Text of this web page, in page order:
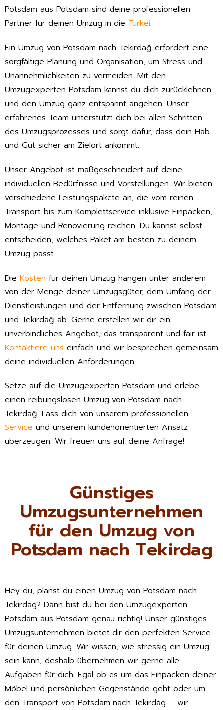
Potsdam aus Potsdam sind deine professionellen
Partner für deinen Umzug in die Türkei.
Ein Umzug von Potsdam nach Tekirdağ erfordert eine
sorgfältige Planung und Organisation, um Stress und
Unannehmlichkeiten zu vermeiden. Mit den
Umzugexperten Potsdam kannst du dich zurücklehnen
und den Umzug ganz entspannt angehen. Unser
erfahrenes Team unterstützt dich bei allen Schritten
des Umzugsprozesses und sorgt dafür, dass dein Hab
und Gut sicher am Zielort ankommt.
Unser Angebot ist maßgeschneidert auf deine
individuellen Bedürfnisse und Vorstellungen. Wir bieten
verschiedene Leistungspakete an, die vom reinen
Transport bis zum Komplettservice inklusive Einpacken,
Montage und Renovierung reichen. Du kannst selbst
entscheiden, welches Paket am besten zu deinem
Umzug passt.
Die Kosten für deinen Umzug hängen unter anderem
von der Menge deiner Umzugsgüter, dem Umfang der
Dienstleistungen und der Entfernung zwischen Potsdam
und Tekirdağ ab. Gerne erstellen wir dir ein
unverbindliches Angebot, das transparent und fair ist.
Kontaktiere uns einfach und wir besprechen gemeinsam
deine individuellen Anforderungen.
Setze auf die Umzugexperten Potsdam und erlebe
einen reibungslosen Umzug von Potsdam nach
Tekirdağ. Lass dich von unserem professionellen
Service und unserem kundenorientierten Ansatz
überzeugen. Wir freuen uns auf deine Anfrage!
Günstiges
Umzugsunternehmen
für den Umzug von
Potsdam nach Tekirdag
Hey du, planst du einen Umzug von Potsdam nach
Tekirdag? Dann bist du bei den Umzugexperten
Potsdam aus Potsdam genau richtig! Unser günstiges
Umzugsunternehmen bietet dir den perfekten Service
für deinen Umzug. Wir wissen, wie stressig ein Umzug
sein kann, deshalb übernehmen wir gerne alle
Aufgaben für dich. Egal ob es um das Einpacken deiner
Möbel und persönlichen Gegenstände geht oder um
den Transport von Potsdam nach Tekirdag – wir